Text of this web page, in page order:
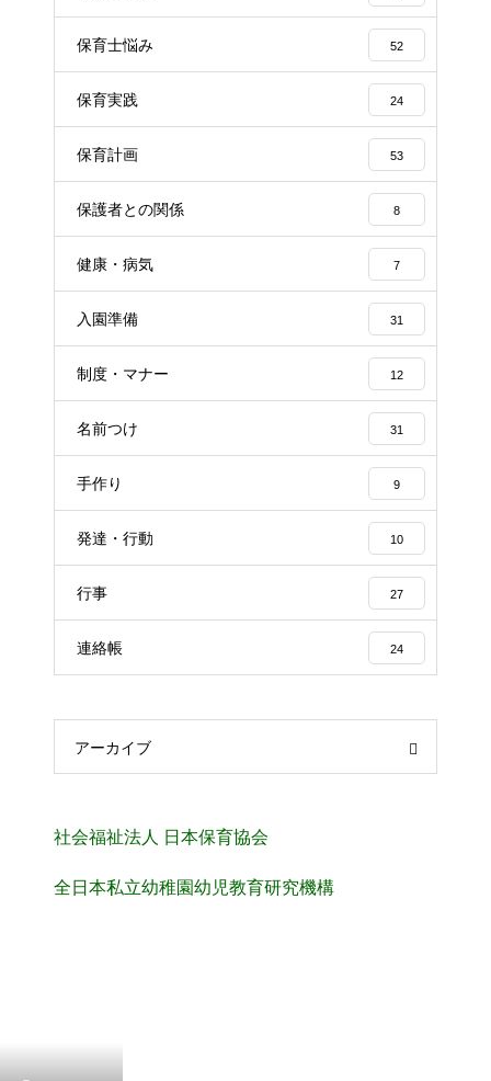
保育士悩み 52
保育実践 24
保育計画 53
保護者との関係 8
健康・病気 7
入園準備 31
制度・マナー 12
名前つけ 31
手作り 9
発達・行動 10
行事 27
連絡帳 24
アーカイブ
社会福祉法人 日本保育協会
全日本私立幼稚園幼児教育研究機構